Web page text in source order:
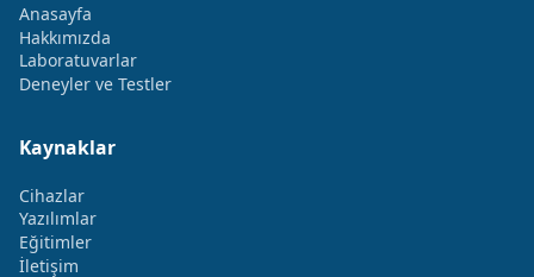
Anasayfa
Hakkımızda
Laboratuvarlar
Deneyler ve Testler
Kaynaklar
Cihazlar
Yazılımlar
Eğitimler
İletişim